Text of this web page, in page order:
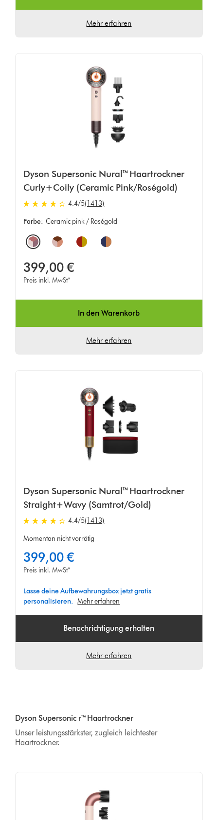
Mehr erfahren
Dyson Supersonic Nural™ Haartrockner
Curly+Coily (Ceramic Pink/Roségold)
4.4 von 5 Sternen in 1413 Bewertungen
4.4/5(1413)
Farbe:Ceramic pink / Roségold
Options
399,00 €
Preis inkl. MwSt*
In den Warenkorb
Mehr erfahren
Dyson Supersonic Nural™ Haartrockner
Straight+Wavy (Samtrot/Gold)
4.4 von 5 Sternen in 1413 Bewertungen
4.4/5(1413)
Momentan nicht vorrätig
399,00 €
Preis inkl. MwSt*
Lasse deine Aufbewahrungsbox jetzt gratis
personalisieren.
Mehr erfahren
Benachrichtigung erhalten
Mehr erfahren
Dyson Supersonic r™ Haartrockner
Unser leistungsstärkster, zugleich leichtester
Haartrockner.